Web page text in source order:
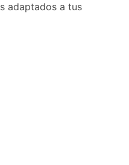
adaptados a tus